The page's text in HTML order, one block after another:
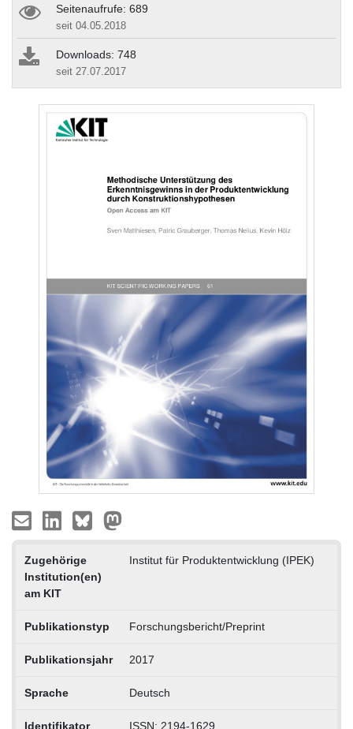
Seitenaufrufe: 689
seit 04.05.2018
Downloads: 748
seit 27.07.2017
Zugehörige
Institution(en)
am KIT
Institut für Produktentwicklung (IPEK)
Publikationstyp Forschungsbericht/Preprint
Publikationsjahr 2017
Sprache Deutsch
Identifikator ISSN: 2194-1629